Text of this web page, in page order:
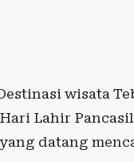
wisata
Lahir
datang